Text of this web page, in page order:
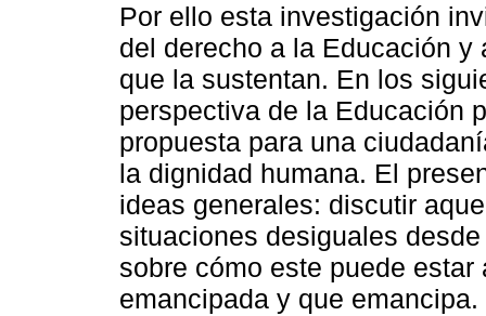
Por ello esta investigación
del derecho a la Educación
que la sustentan. En los
perspectiva de la Educación
propuesta para una
la dignidad humana. El
ideas generales: discutir
situaciones desiguales
sobre cómo este puede
emancipada y que emancipa.